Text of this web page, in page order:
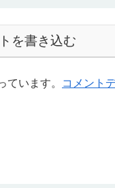
を書き込む
います。 コメント